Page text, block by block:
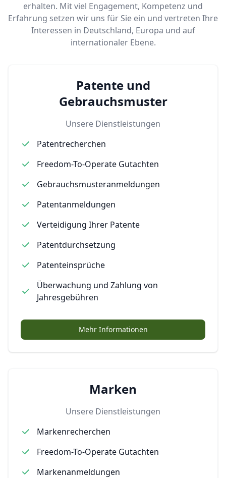
erhalten. Mit viel Engagement, Kompetenz und
Erfahrung setzen wir uns für Sie ein und vertreten Ihre
Interessen in Deutschland, Europa und auf
internationaler Ebene.
Patente und
Gebrauchsmuster
Unsere Dienstleistungen
Patentrecherchen
Freedom-To-Operate Gutachten
Gebrauchsmusteranmeldungen
Patentanmeldungen
Verteidigung Ihrer Patente
Patentdurchsetzung
Patenteinsprüche
Überwachung und Zahlung von
Jahresgebühren
Mehr Informationen
Marken
Unsere Dienstleistungen
Markenrecherchen
Freedom-To-Operate Gutachten
Markenanmeldungen